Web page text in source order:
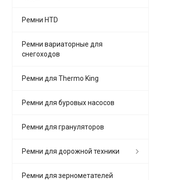
Ремни HTD
Ремни вариаторные для
снегоходов
Ремни для Thermo King
Ремни для буровых насосов
Ремни для грануляторов
Ремни для дорожной техники
Ремни для зернометателей